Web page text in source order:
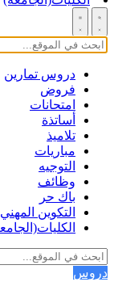
دروس تمارين
فروض
امتحانات
أساتذة
تلاميذ
مباريات
التوجيه
وظائف
باك حر
التكوين المهني
دروس